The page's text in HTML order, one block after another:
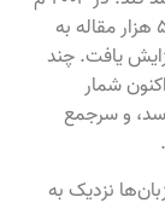
به ۲۵۰ هزار مقاله، در ۲۰۰۸ م به ۲ میلیون و ۵۰۰ هزار مقاله به
صفحه، افزایش یافت. چند
شمار
۵/۶ میلیون می‌رسد، و سرجمع
نزدیک به